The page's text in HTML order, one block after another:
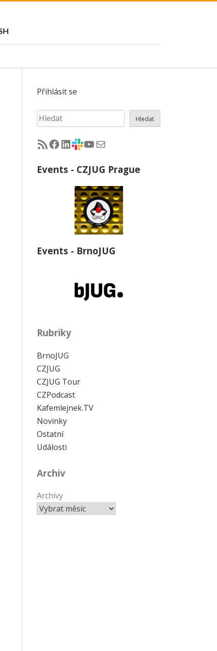
Přihlásit se
Hledat Hledat
RSS - články na jug.cz
Facebook skupina Czech Java User Group
LinkedIn skupina Czech Java User Group
CZJUG Slack fórum
CZJUG YouTube kanálCZJUG email
Events - CZJUG Prague
Events - BrnoJUG
Rubriky
BrnoJUG
CZJUG
CZJUG Tour
CZPodcast
Kafemlejnek.TV
Novinky
Ostatní
Události
Archiv
Archivy